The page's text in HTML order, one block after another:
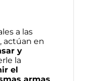
a las
actúan en
y
la
el
armas